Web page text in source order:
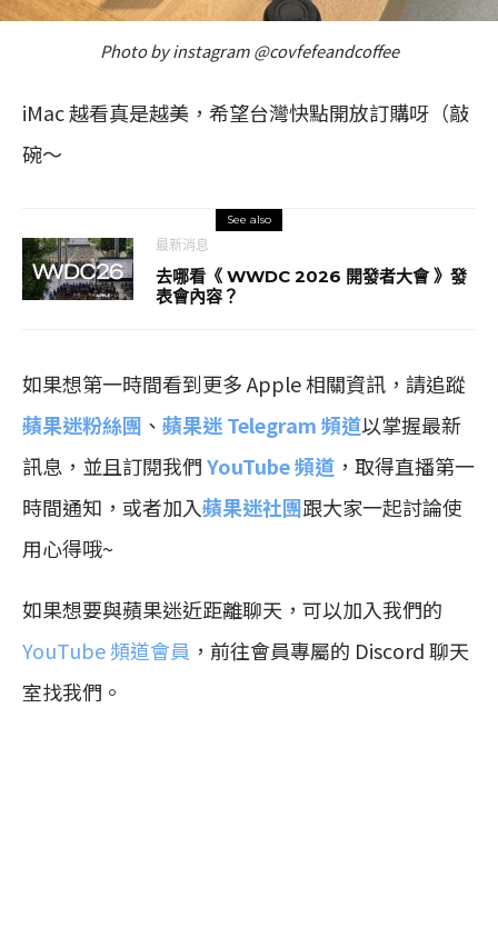
Photo by instagram @covfefeandcoffee
iMac 越看真是越美，希望台灣快點開放訂購呀（敲
碗～
See also
最新消息
去哪看《 WWDC 2026 開發者大會 》發
表會內容？
如果想第一時間看到更多 Apple 相關資訊，請追蹤
蘋果迷粉絲團 、 蘋果迷 Telegram 頻道以掌握最新
訊息，並且訂閱我們YouTube 頻道 ，取得直播第一
時間通知，或者加入蘋果迷社團跟大家一起討論使
用心得哦~
如果想要與蘋果迷近距離聊天，可以加入我們的
YouTube 頻道會員 ，前往會員專屬的 Discord 聊天
室找我們。